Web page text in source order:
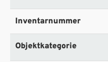
Inventarnummer
Objektkategorie